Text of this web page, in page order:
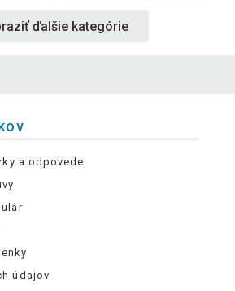
ďalšie kategórie
a odpovede
údajov